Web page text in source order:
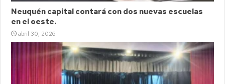
Neuquén capital contará con dos nuevas escuelas
en el oeste.
abril 30, 2026